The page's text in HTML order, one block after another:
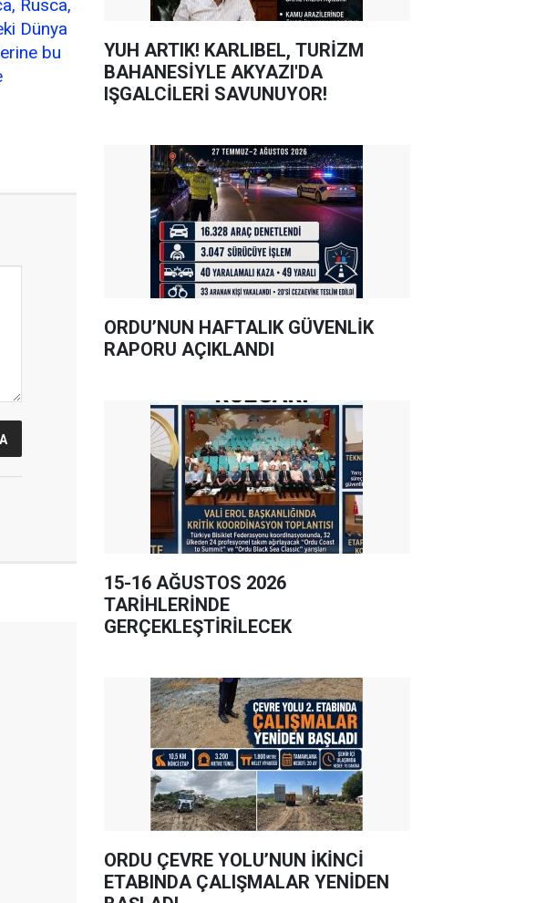
Rusca,
Dünya
bu
YUH ARTIK! KARLIBEL, TURİZM
BAHANESİYLE AKYAZI'DA
IŞGALCİLERİ SAVUNUYOR!
ORDU’NUN HAFTALIK GÜVENLİK
RAPORU AÇIKLANDI
15-16 AĞUSTOS 2026
TARİHLERİNDE
GERÇEKLEŞTİRİLECEK
ORDU ÇEVRE YOLU’NUN İKİNCİ
ETABINDA ÇALIŞMALAR YENİDEN